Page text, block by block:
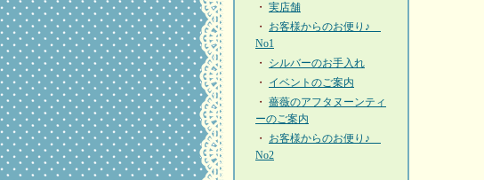
・ 実店舗
・ お客様からのお便り♪
No1
・ シルバーのお手入れ
・ イベントのご案内
・ 薔薇のアフタヌーンティ
ーのご案内
・ お客様からのお便り♪
No2